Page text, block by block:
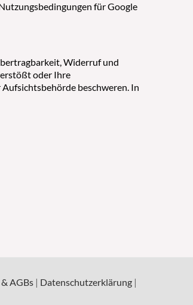
für Google
Widerruf und
oder Ihre
beschweren. In
AGBs | Datenschutzerklärung |